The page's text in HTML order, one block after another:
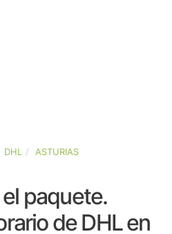
DHL ASTURIAS
paquete.
de DHL en